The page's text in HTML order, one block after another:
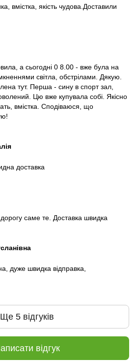
вмістка, якість чудова.Доставили
а сьогодні 0 8.00 - вже була на
світла, обстрілами. Дякую.
тут. Перша - сину в спорт зал,
Цю вже купувала собі. Якісно
вмістка. Сподіваюся, що
доставка
саме те. Доставка швидка
дуже швидка відправка,
Ще 5 відгуків
відгук